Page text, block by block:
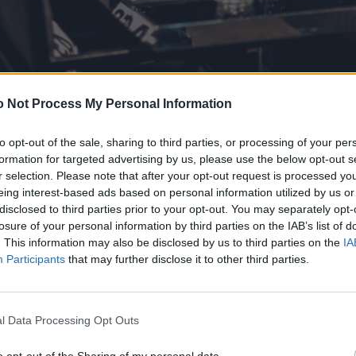
Not Process My Personal Information
opt-out of the sale, sharing to third parties, or processing of your
for targeted advertising by us, please use the below opt-out
selection. Please note that after your opt-out request is processed
interest-based ads based on personal information utilized by us
to third parties prior to your opt-out. You may separately
of your personal information by third parties on the IAB’s list of
This information may also be disclosed by us to third parties on the
Participants that may further disclose it to other third parties.
Data Processing Opt Outs
zur Fashion-Week: Der
an der Fashion Week. Es
diskutiert, was für die
getragen wurde.
Herzen von Berlin-Mitte serviert das Mani israelisch
der Hummus-Liebhaber. Seit Jahren. Und an
zu den Stammkunden. Abermals deckten wir für